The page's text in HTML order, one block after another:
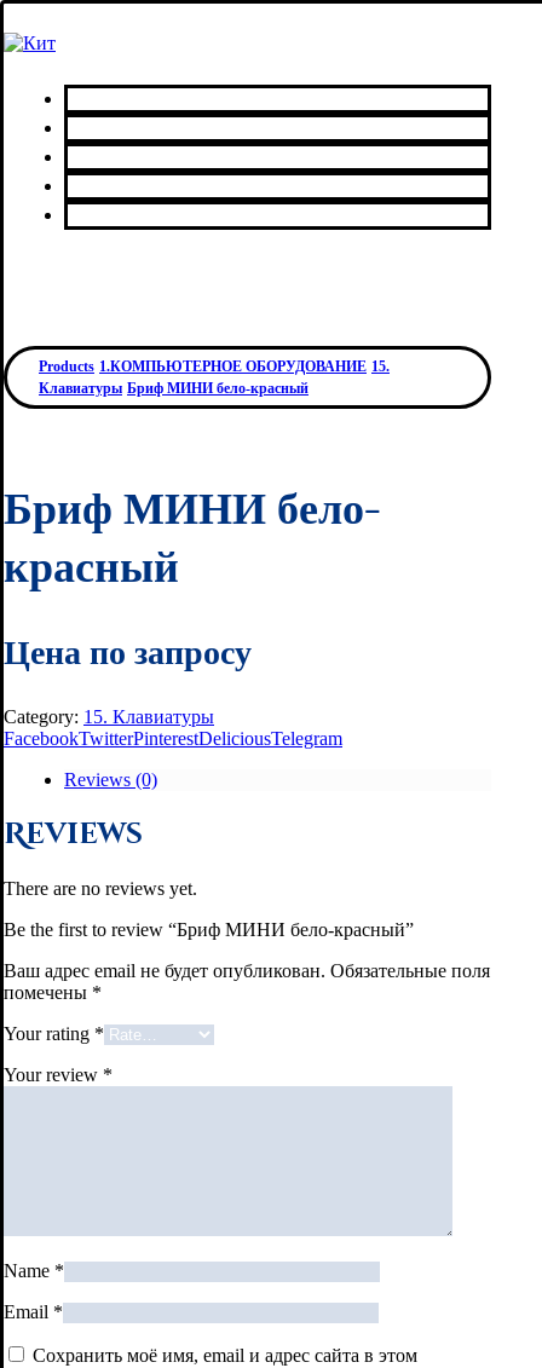
Products 1.КОМПЬЮТЕРНОЕ ОБОРУДОВАНИЕ 15.
Клавиатуры Бриф МИНИ бело-красный
Бриф МИНИ бело-
красный
Цена по запросу
Category: 15. Клавиатуры
FacebookTwitterPinterestDeliciousTelegram
Reviews (0)
Reviews
There are no reviews yet.
Be the first to review “Бриф МИНИ бело-красный”
Ваш адрес email не будет опубликован. Обязательные поля
помечены *
Your rating *
Your review *
Name *
Email *
Сохранить моё имя, email и адрес сайта в этом